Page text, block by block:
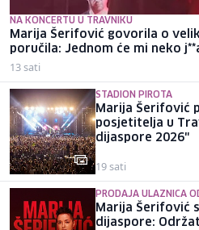
NA KONCERTU U TRAVNIKU
Marija Šerifović govorila o
poručila: Jednom će mi neko
13 sati
STADION PIROTA
Marija Šerifović
posjetitelja u
dijaspore 2026"
19 sati
PRODAJA ULAZNICA
Marija Šerifović
dijaspore: